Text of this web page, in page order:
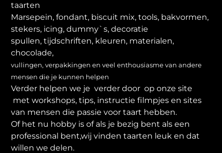
taarten
Marsepein, fondant, biscuit mix, tools, bakvormen,
stekers, icing, dummy`s, decoratie
spullen, tijdschriften, kleuren, materialen,
chocolade,
vullingen, verpakkingen en veel enthousiasme van andere
mensen die je kunnen helpen
Verder helpen we je verder door op onze site
met workshops, tips, instructie filmpjes en sites
van mensen die passie voor taart hebben.
Of het nu hobby is of als je bezig bent als een
professional bent,wij vinden taarten leuk en dat
willen we delen.